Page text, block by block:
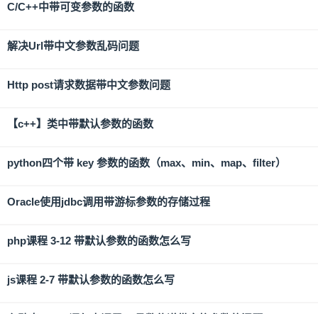
C/C++中带可变参数的函数
解决Url带中文参数乱码问题
Http post请求数据带中文参数问题
【c++】类中带默认参数的函数
python四个带 key 参数的函数（max、min、map、filter）
Oracle使用jdbc调用带游标参数的存储过程
php课程 3-12 带默认参数的函数怎么写
js课程 2-7 带默认参数的函数怎么写